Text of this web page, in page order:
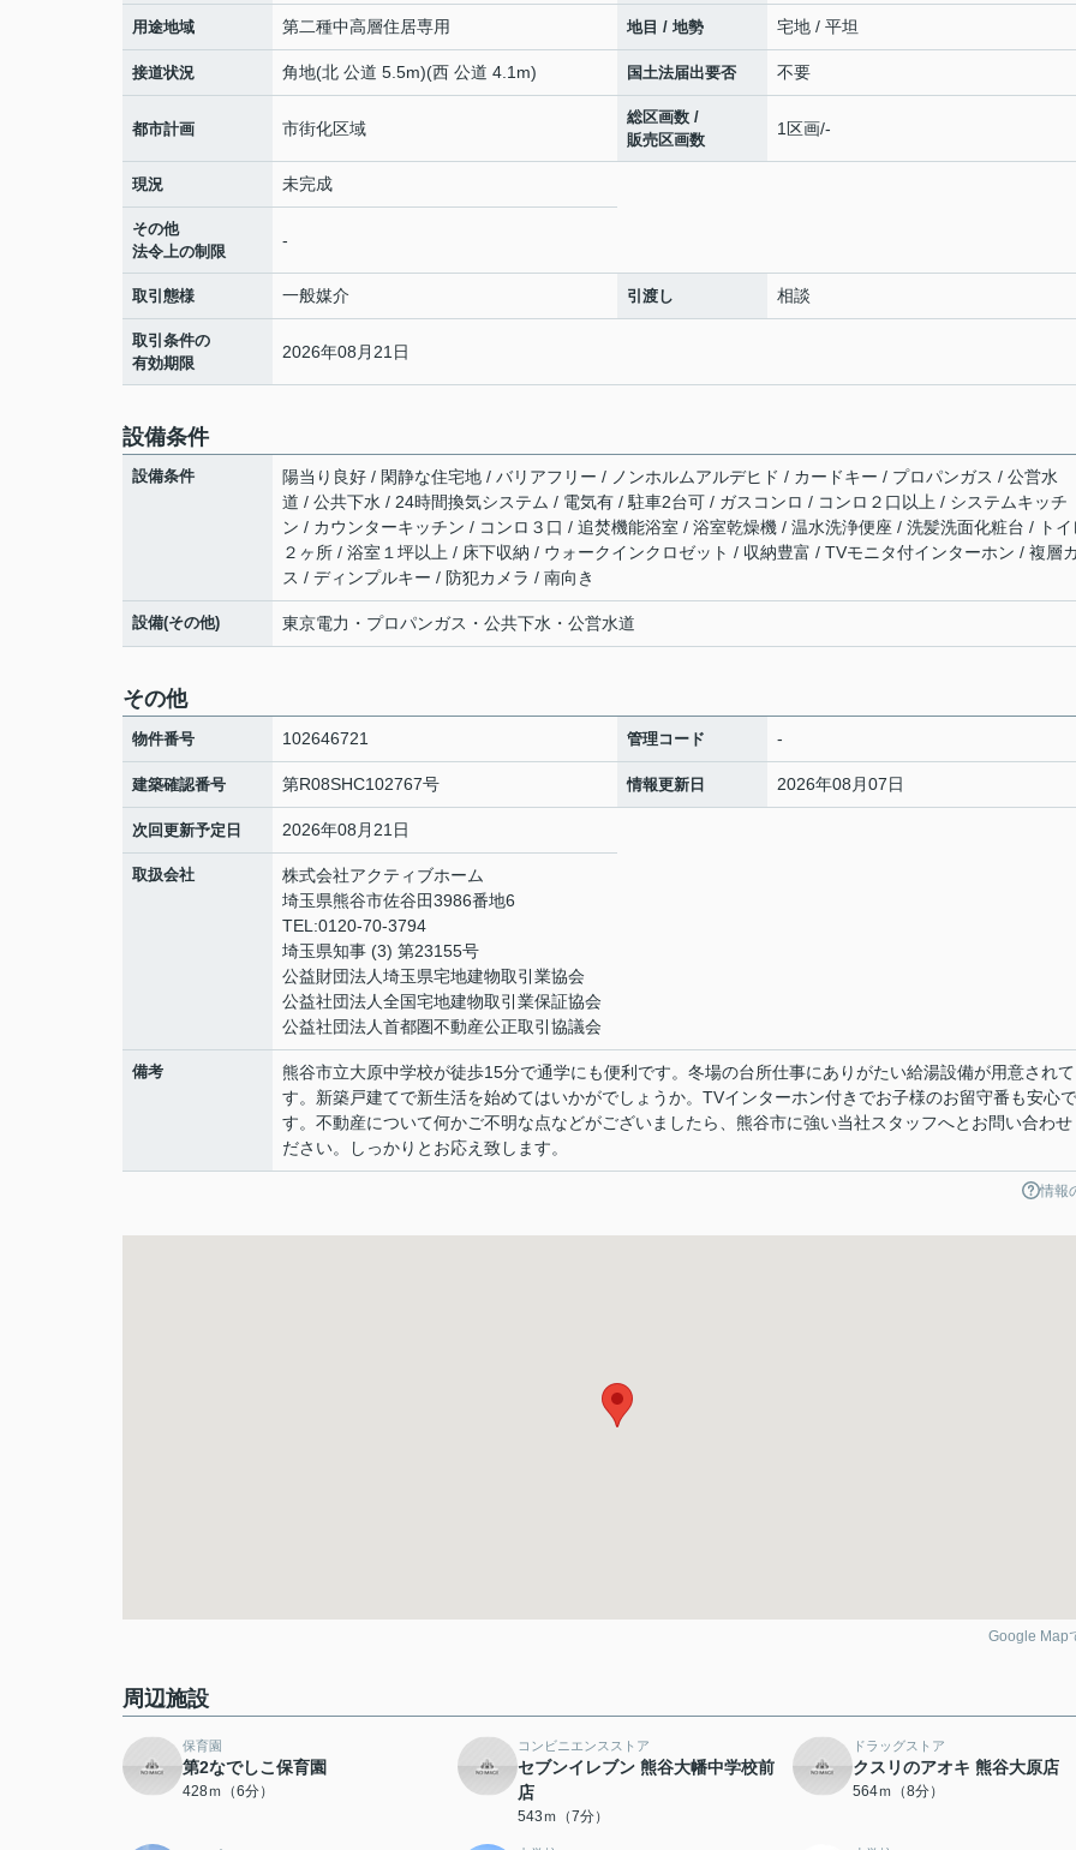
用途地域 第二種中高層住居専用 地目 / 地勢 宅地 / 平坦
接道状況 角地(北 公道 5.5m)(西 公道 4.1m) 国土法届出要否 不要
都市計画 市街化区域
総区画数 /
販売区画数
1区画/-
現況 未完成
その他
法令上の制限
-
取引態様 一般媒介 引渡し 相談
取引条件の
有効期限
2026年08月21日
設備条件
設備条件
陽当り良好 / 閑静な住宅地 / バリアフリー / ノンホルムアルデヒド / カードキー / プロパンガス / 公営水
道 / 公共下水 / 24時間換気システム / 電気有 / 駐車2台可 / ガスコンロ / コンロ２口以上 / システムキッチ
ン / カウンターキッチン / コンロ３口 / 追焚機能浴室 / 浴室乾燥機 / 温水洗浄便座 / 洗髪洗面化粧台 / トイ
２ヶ所 / 浴室１坪以上 / 床下収納 / ウォークインクロゼット / 収納豊富 / TVモニタ付インターホン / 複層
ス / ディンプルキー / 防犯カメラ / 南向き
設備(その他) 東京電力・プロパンガス・公共下水・公営水道
その他
物件番号 102646721 管理コード -
建築確認番号 第R08SHC102767号 情報更新日 2026年08月07日
次回更新予定日 2026年08月21日
取扱会社
株式会社アクティブホーム
埼玉県熊谷市佐谷田3986番地6
TEL:0120-70-3794
埼玉県知事 (3) 第23155号
公益財団法人埼玉県宅地建物取引業協会
公益社団法人全国宅地建物取引業保証協会
公益社団法人首都圏不動産公正取引協議会
備考
熊谷市立大原中学校が徒歩15分で通学にも便利です。冬場の台所仕事にありがたい給湯設備が用意され
す。新築戸建てで新生活を始めてはいかがでしょうか。TVインターホン付きでお子様のお留守番も安心で
す。不動産について何かご不明な点などがございましたら、熊谷市に強い当社スタッフへとお問い合わせ
ださい。しっかりとお応え致します。
情報
Google Map
周辺施設
保育園
第2なでしこ保育園
428ｍ（6分）
コンビニエンスストア
セブンイレブン 熊谷大幡中学校前
店
543ｍ（7分）
ドラッグストア
クスリのアオキ 熊谷大原店
564ｍ（8分）